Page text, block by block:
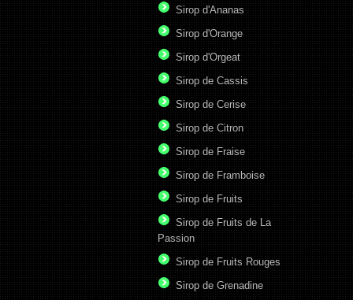
Sirop d'Ananas
Sirop d'Orange
Sirop d'Orgeat
Sirop de Cassis
Sirop de Cerise
Sirop de Citron
Sirop de Fraise
Sirop de Framboise
Sirop de Fruits
Sirop de Fruits de La
Passion
Sirop de Fruits Rouges
Sirop de Grenadine